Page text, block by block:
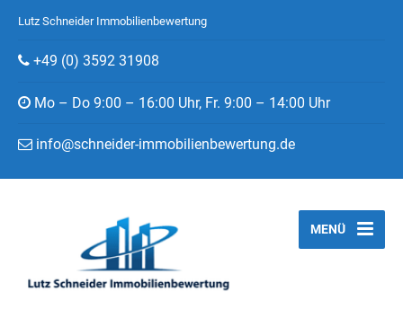
Lutz Schneider Immobilienbewertung
+49 (0) 3592 31908
Mo – Do 9:00 – 16:00 Uhr, Fr. 9:00 – 14:00 Uhr
info@schneider-immobilienbewertung.de
MENÜ